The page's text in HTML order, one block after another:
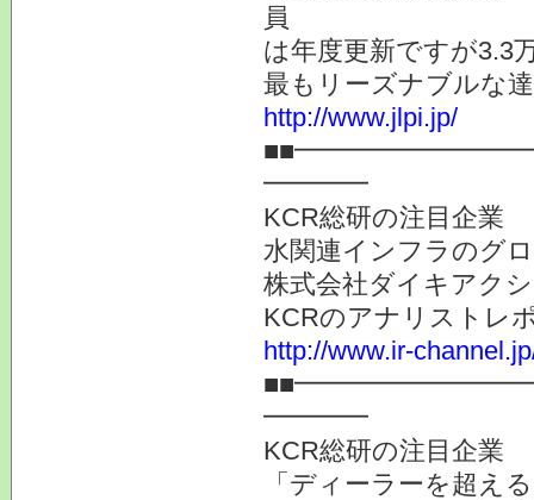
員
は年度更新ですが3.3
最もリーズナブル
http://www.jlpi.jp/
━━━━
KCR総研の注目企業
水関連インフラのグ
株式会社ダイキアク
KCRのアナリストレ
http://www.ir-
━━━━
KCR総研の注目企業
「ディーラーを超え